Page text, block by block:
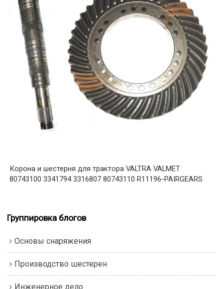
Корона и шестерня для трактора VALTRA VALMET
80743100 3341794 3316807 80743110 R11196-PAIRGEARS
Группировка блогов
Основы снаряжения
Производство шестерен
Инженерное дело